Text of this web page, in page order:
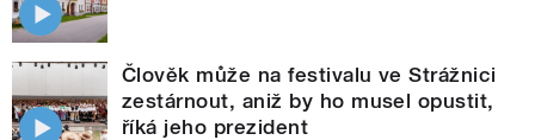
Člověk může na festivalu ve Strážnici
zestárnout, aniž by ho musel opustit,
říká jeho prezident